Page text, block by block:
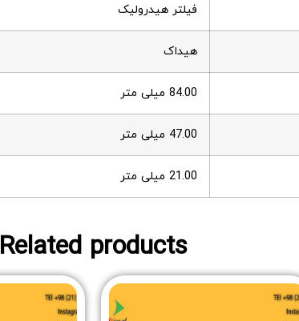
فیلتر هیدرولیک
هیداک
84.00 میلی متر
47.00 میلی متر
21.00 میلی متر
Related products